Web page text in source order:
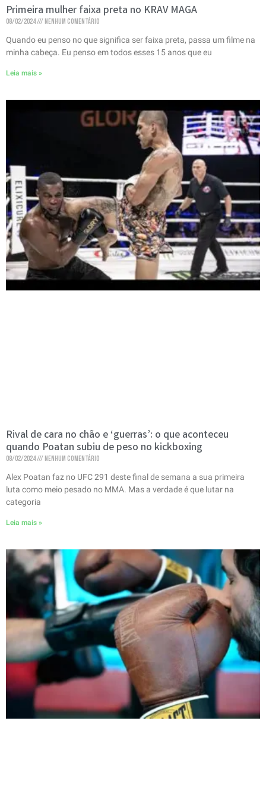
Primeira mulher faixa preta no KRAV MAGA
08/02/2024 Nenhum comentário
Quando eu penso no que significa ser faixa preta, passa um filme na
minha cabeça. Eu penso em todos esses 15 anos que eu
Leia mais »
Rival de cara no chão e ‘guerras’: o que aconteceu
quando Poatan subiu de peso no kickboxing
08/02/2024 Nenhum comentário
Alex Poatan faz no UFC 291 deste final de semana a sua primeira
luta como meio pesado no MMA. Mas a verdade é que lutar na
categoria
Leia mais »